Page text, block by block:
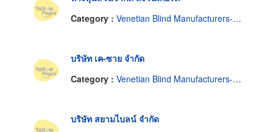
Category : Venetian Blind Manufacturers-Wholesale
บริษัท เค-ซาย จำกัด
Category : Venetian Blind Manufacturers-Wholesale
บริษัท สยามไบลน์ จำกัด